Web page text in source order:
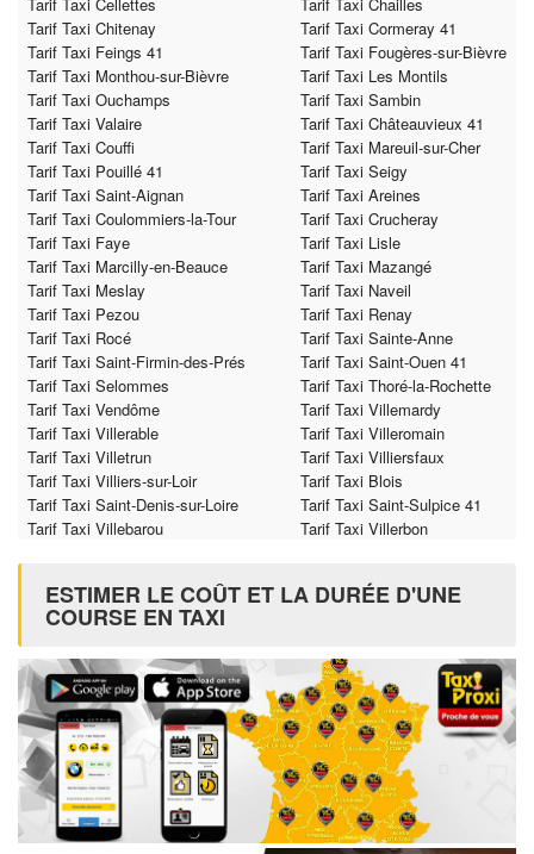
Tarif Taxi Chitenay
Tarif Taxi Cormeray 41
Tarif Taxi Feings 41
Tarif Taxi Fougères-sur-Bièvre
Tarif Taxi Monthou-sur-Bièvre
Tarif Taxi Les Montils
Tarif Taxi Ouchamps
Tarif Taxi Sambin
Tarif Taxi Valaire
Tarif Taxi Châteauvieux 41
Tarif Taxi Couffi
Tarif Taxi Mareuil-sur-Cher
Tarif Taxi Pouillé 41
Tarif Taxi Seigy
Tarif Taxi Saint-Aignan
Tarif Taxi Areines
Tarif Taxi Coulommiers-la-Tour
Tarif Taxi Crucheray
Tarif Taxi Faye
Tarif Taxi Lisle
Tarif Taxi Marcilly-en-Beauce
Tarif Taxi Mazangé
Tarif Taxi Meslay
Tarif Taxi Naveil
Tarif Taxi Pezou
Tarif Taxi Renay
Tarif Taxi Rocé
Tarif Taxi Sainte-Anne
Tarif Taxi Saint-Firmin-des-Prés
Tarif Taxi Saint-Ouen 41
Tarif Taxi Selommes
Tarif Taxi Thoré-la-Rochette
Tarif Taxi Vendôme
Tarif Taxi Villemardy
Tarif Taxi Villerable
Tarif Taxi Villeromain
Tarif Taxi Villetrun
Tarif Taxi Villiersfaux
Tarif Taxi Villiers-sur-Loir
Tarif Taxi Blois
Tarif Taxi Saint-Denis-sur-Loire
Tarif Taxi Saint-Sulpice 41
Tarif Taxi Villebarou
Tarif Taxi Villerbon
ESTIMER LE COÛT ET LA DURÉE D'UNE
COURSE EN TAXI